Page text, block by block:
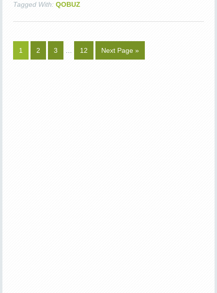
Tagged With: QOBUZ
1 2 3 … 12 Next Page »